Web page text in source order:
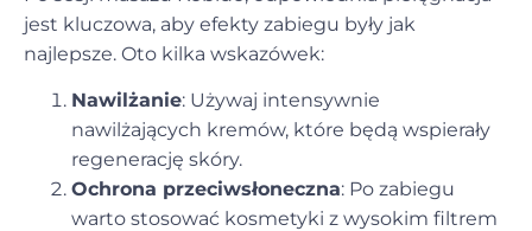
jest kluczowa, aby efekty zabiegu były jak
najlepsze. Oto kilka wskazówek:
Nawilżanie: Używaj intensywnie
nawilżających kremów, które będą wspierały
regenerację skóry.
Ochrona przeciwsłoneczna: Po zabiegu
warto stosować kosmetyki z wysokim filtrem